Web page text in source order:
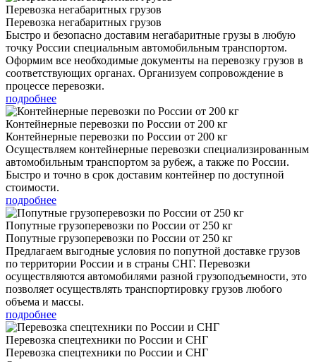
Перевозка негабаритных грузов
Перевозка негабаритных грузов
Быстро и безопасно доставим негабаритные грузы в любую
точку России специальным автомобильным транспортом.
Оформим все необходимые документы на перевозку грузов в
соответствующих органах. Организуем сопровождение в
процессе перевозки.
подробнее
Контейнерные перевозки по России от 200 кг
Контейнерные перевозки по России от 200 кг
Осуществляем контейнерные перевозки специализированным
автомобильным транспортом за рубеж, а также по России.
Быстро и точно в срок доставим контейнер по доступной
стоимости.
подробнее
Попутные грузоперевозки по России от 250 кг
Попутные грузоперевозки по России от 250 кг
Предлагаем выгодные условия по попутной доставке грузов
по территории России и в страны СНГ. Перевозки
осуществляются автомобилями разной грузоподъемности, это
позволяет осуществлять транспортировку грузов любого
объема и массы.
подробнее
Перевозка спецтехники по России и СНГ
Перевозка спецтехники по России и СНГ